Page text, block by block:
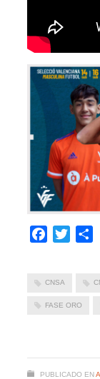
Facebook
Twitter
CNSA
FASE ORO
PUBLICADO EN